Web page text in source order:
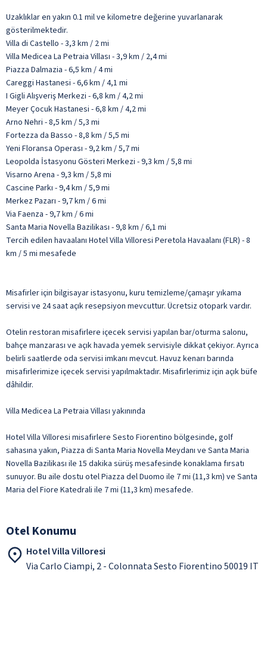
Uzaklıklar en yakın 0.1 mil ve kilometre değerine yuvarlanarak
gösterilmektedir.
Villa di Castello - 3,3 km / 2 mi
Villa Medicea La Petraia Villası - 3,9 km / 2,4 mi
Piazza Dalmazia - 6,5 km / 4 mi
Careggi Hastanesi - 6,6 km / 4,1 mi
I Gigli Alışveriş Merkezi - 6,8 km / 4,2 mi
Meyer Çocuk Hastanesi - 6,8 km / 4,2 mi
Arno Nehri - 8,5 km / 5,3 mi
Fortezza da Basso - 8,8 km / 5,5 mi
Yeni Floransa Operası - 9,2 km / 5,7 mi
Leopolda İstasyonu Gösteri Merkezi - 9,3 km / 5,8 mi
Visarno Arena - 9,3 km / 5,8 mi
Cascine Parkı - 9,4 km / 5,9 mi
Merkez Pazarı - 9,7 km / 6 mi
Via Faenza - 9,7 km / 6 mi
Santa Maria Novella Bazilikası - 9,8 km / 6,1 mi
Tercih edilen havaalanı Hotel Villa Villoresi Peretola Havaalanı (FLR) - 8
km / 5 mi mesafede
Misafirler için bilgisayar istasyonu, kuru temizleme/çamaşır yıkama
servisi ve 24 saat açık resepsiyon mevcuttur. Ücretsiz otopark vardır.
Otelin restoran misafirlere içecek servisi yapılan bar/oturma salonu,
bahçe manzarası ve açık havada yemek servisiyle dikkat çekiyor. Ayrıca
belirli saatlerde oda servisi imkanı mevcut. Havuz kenarı barında
misafirlerimize içecek servisi yapılmaktadır. Misafirlerimiz için açık büfe
dâhildir.
Villa Medicea La Petraia Villası yakınında
Hotel Villa Villoresi misafirlere Sesto Fiorentino bölgesinde, golf
sahasına yakın, Piazza di Santa Maria Novella Meydanı ve Santa Maria
Novella Bazilikası ile 15 dakika sürüş mesafesinde konaklama fırsatı
sunuyor. Bu aile dostu otel Piazza del Duomo ile 7 mi (11,3 km) ve Santa
Maria del Fiore Katedrali ile 7 mi (11,3 km) mesafede.
Otel Konumu
Hotel Villa Villoresi
Via Carlo Ciampi, 2 - Colonnata Sesto Fiorentino 50019 IT